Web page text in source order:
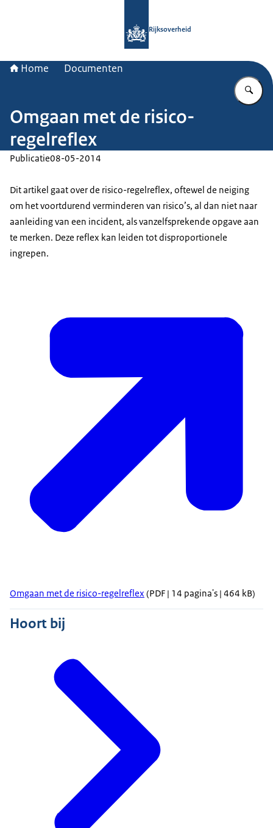
Rijksoverheid
Home Documenten
Omgaan met de risico-
regelreflex
Publicatie08-05-2014
Dit artikel gaat over de risico-regelreflex, oftewel de neiging
om het voortdurend verminderen van risico’s, al dan niet naar
aanleiding van een incident, als vanzelfsprekende opgave aan
te merken. Deze reflex kan leiden tot disproportionele
ingrepen.
Omgaan met de risico-regelreflex (PDF | 14 pagina's | 464 kB)
Hoort bij